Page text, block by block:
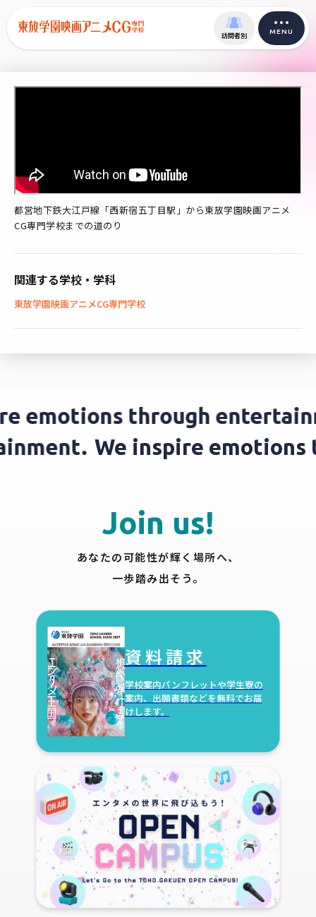
訪問者別 MENU
都営地下鉄大江戸線「西新宿五丁目駅」から東放学園映画アニメ
CG専門学校までの道のり
関連する学校・学科
東放学園映画アニメCG専門学校
emotions through
We inspire
Join us!
あなたの可能性が輝く場所へ、
一歩踏み出そう。
資料請求
学校案内パンフレットや学生寮の
案内、出願書類などを無料でお届
けします。